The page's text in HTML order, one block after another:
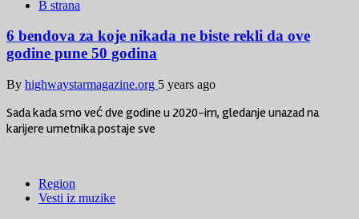
B strana
6 bendova za koje nikada ne biste rekli da ove
godine pune 50 godina
By highwaystarmagazine.org 5 years ago
Sada kada smo već dve godine u 2020-im, gledanje unazad na
karijere umetnika postaje sve
Region
Vesti iz muzike